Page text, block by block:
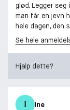
glød. Legger
man får en jevn
hele dagen, den
Se hele
Hjalp dette?
I Ine